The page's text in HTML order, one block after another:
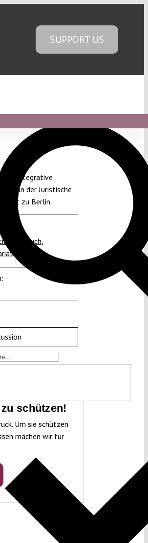
SUPPORT US
am Integrative
an der Juristische
zu Berlin.
Kopftuch
schützen!
Um sie schützen
machen wir für